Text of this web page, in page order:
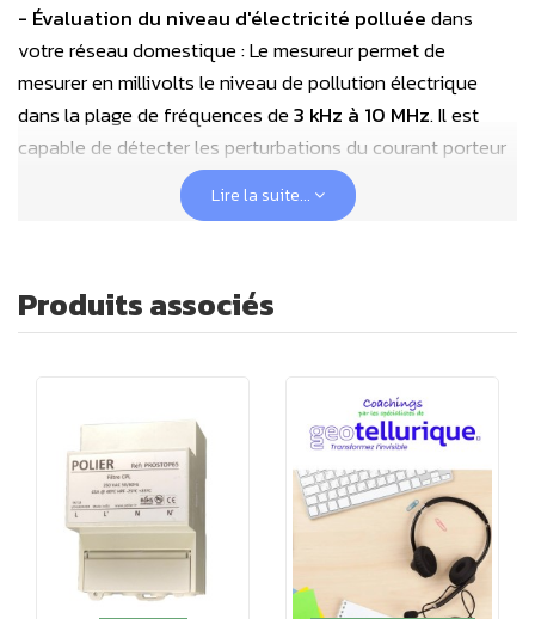
- Évaluation du niveau d'électricité polluéedans
votre réseau domestique : Le mesureur permet de
mesurer en millivolts le niveau de pollution électrique
dans la plage de fréquences de3 kHz à 10 MHz. Il est
capable de détecter les perturbations du courant porteur
en ligne (CPL) générées par les compteurs Linky, ainsi que
d'autres sources de pollution électrique telles que les
- Identification des sources de pollutionet des
permet d'identifier précisément les sources de pollution
électrique dans votre réseau domestique. Vous pouvez
ainsi déterminer quels appareils sont responsables de ces
perturbations et prendre les mesures nécessaires pour les
atténuer.
- Vérification de l'efficacité des filtres cpl
installés :
Lire la suite...
Produits associés